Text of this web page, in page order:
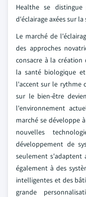
Healthe se
d'éclairage axées sur la
Le marché de
des approches
consacre à la
la santé biologique
l'accent sur le rythme
sur le bien-être
l'environnement
marché se développe
nouvelles
développement de
seulement s'adaptent
également à des
intelligentes et des
grande